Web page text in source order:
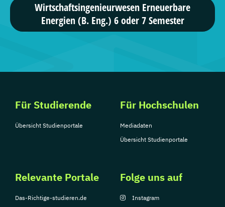
Wirtschaftsingenieurwesen Erneuerbare
Energien (B. Eng.) 6 oder 7 Semester
Für Studierende
Übersicht Studienportale
Für Hochschulen
Mediadaten
Übersicht Studienportale
Relevante Portale
Das-Richtige-studieren.de
Folge uns auf
Instagram